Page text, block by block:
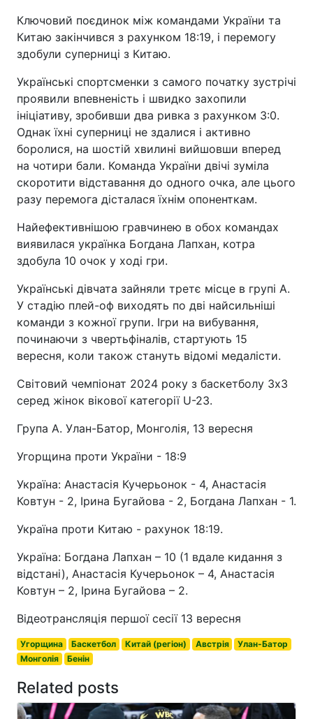
Ключовий поєдинок між командами України та
Китаю закінчився з рахунком 18:19, і перемогу
здобули суперниці з Китаю.
Українські спортсменки з самого початку зустрічі
проявили впевненість і швидко захопили
ініціативу, зробивши два ривка з рахунком 3:0.
Однак їхні суперниці не здалися і активно
боролися, на шостій хвилині вийшовши вперед
на чотири бали. Команда України двічі зуміла
скоротити відставання до одного очка, але цього
разу перемога дісталася їхнім опоненткам.
Найефективнішою гравчинею в обох командах
виявилася українка Богдана Лапхан, котра
здобула 10 очок у ході гри.
Українські дівчата зайняли третє місце в групі А.
У стадію плей-оф виходять по дві найсильніші
команди з кожної групи. Ігри на вибування,
починаючи з чвертьфіналів, стартують 15
вересня, коли також стануть відомі медалісти.
Світовий чемпіонат 2024 року з баскетболу 3х3
серед жінок вікової категорії U-23.
Група А. Улан-Батор, Монголія, 13 вересня
Угорщина проти України - 18:9
Україна: Анастасія Кучерьонок - 4, Анастасія
Ковтун - 2, Ірина Бугайова - 2, Богдана Лапхан - 1.
Україна проти Китаю - рахунок 18:19.
Україна: Богдана Лапхан – 10 (1 вдале кидання з
відстані), Анастасія Кучерьонок – 4, Анастасія
Ковтун – 2, Ірина Бугайова – 2.
Відеотрансляція першої сесії 13 вересня
Угорщина Баскетбол Китай (регіон) Австрія
Улан-Батор
Монголія
Бенін
Related posts